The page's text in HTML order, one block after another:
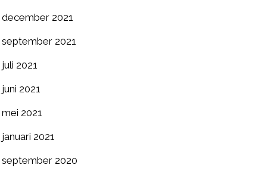
december 2021
september 2021
juli 2021
juni 2021
mei 2021
januari 2021
september 2020